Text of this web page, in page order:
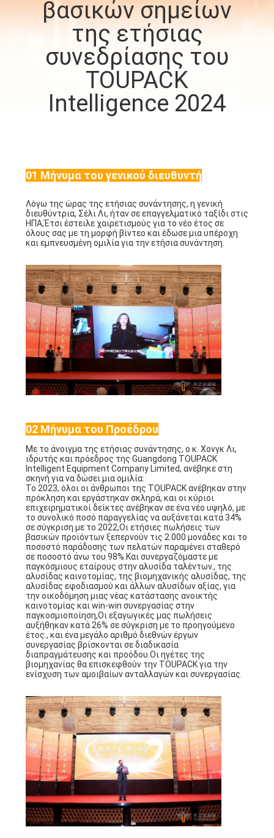
ΠΟΙΟΤΙΚΌΣ
ΈΛΕΓΧΟΣ
ΕΠΙΚΟΙΝΩΝΉΣΤΕ
ΝΈΑ
ΥΠΟΘΈΣΕΙΣ
ΖΗΤΉΣΤΕ
ΜΙΑ
ΠΡΟΣΦΟΡΆ
SITEMAP
ΠΟΛΙΤΙΚΉ
ΑΠΟΡΡΉΤΟΥ
βασικών σημείων
της ετήσιας
συνεδρίασης του
TOUPACK
Intelligence 2024
01 Μήνυμα του γενικού διευθυντή
Λόγω της ώρας της ετήσιας συνάντησης, η γενική
διευθύντρια, Σέλι Λι, ήταν σε επαγγελματικό ταξίδι στις
ΗΠΑ,Έτσι έστειλε χαιρετισμούς για το νέο έτος σε
όλους σας με τη μορφή βίντεο και έδωσε μια υπέροχη
και εμπνευσμένη ομιλία για την ετήσια συνάντηση.
02 Μήνυμα του Προέδρου
Με το άνοιγμα της ετήσιας συνάντησης, ο κ. Χονγκ Λι,
ιδρυτής και πρόεδρος της Guangdong TOUPACK
Intelligent Equipment Company Limited, ανέβηκε στη
σκηνή για να δώσει μια ομιλία:
Το 2023, όλοι οι άνθρωποι της TOUPACK ανέβηκαν στην
πρόκληση και εργάστηκαν σκληρά, και οι κύριοι
επιχειρηματικοί δείκτες ανέβηκαν σε ένα νέο υψηλό, με
το συνολικό ποσό παραγγελίας να αυξάνεται κατά 34%
σε σύγκριση με το 2022,Οι ετήσιες πωλήσεις των
βασικών προϊόντων ξεπερνούν τις 2.000 μονάδες και το
ποσοστό παράδοσης των πελατών παραμένει σταθερό
σε ποσοστό άνω του 98%.Και συνεργαζόμαστε με
παγκόσμιους εταίρους στην αλυσίδα ταλέντων., της
αλυσίδας καινοτομίας, της βιομηχανικής αλυσίδας, της
αλυσίδας εφοδιασμού και άλλων αλυσίδων αξίας, για
την οικοδόμηση μιας νέας κατάστασης ανοικτής
καινοτομίας και win-win συνεργασίας στην
παγκοσμιοποίηση,Οι εξαγωγικές μας πωλήσεις
αυξήθηκαν κατά 26% σε σύγκριση με το προηγούμενο
έτος., και ένα μεγάλο αριθμό διεθνών έργων
συνεργασίας βρίσκονται σε διαδικασία
διαπραγμάτευσης και προόδου.Οι ηγέτες της
βιομηχανίας θα επισκεφθούν την TOUPACK για την
ενίσχυση των αμοιβαίων ανταλλαγών και συνεργασίας.